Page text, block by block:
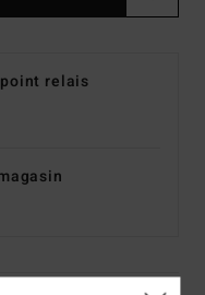
relais